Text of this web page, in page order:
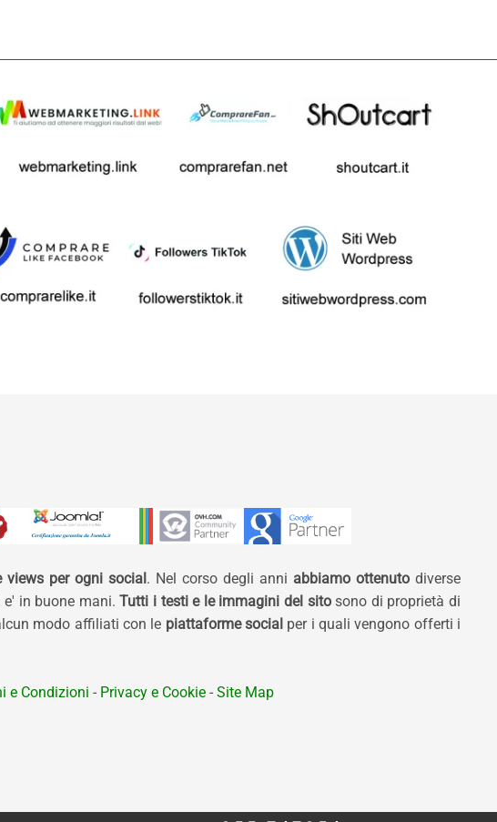
views per ogni social. Nel corso degli anni abbiamo ottenuto diverse
e' in buone mani.Tutti i testi e le immagini del sitosono di proprietà di
modo affiliati con le piattaforme social per i quali vengono offerti i
e Condizioni - Privacy e Cookie- Site Map